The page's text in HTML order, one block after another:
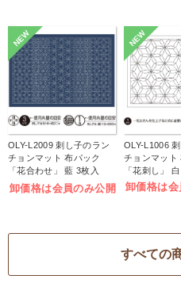
NEW
OLY-L2009 刺し子のラン
チョンマット 布パック
「花合わせ」 藍 3枚入
(袋)
卸価格は会員のみ公開
NEW
OLY-L1006
チョンマット
「花刺し」
卸価格は会
すべての